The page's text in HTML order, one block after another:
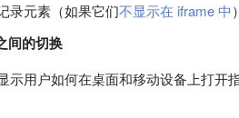
录元素（如果它们不显示在 iframe 中
间的切换
示用户如何在桌面和移动设备上打